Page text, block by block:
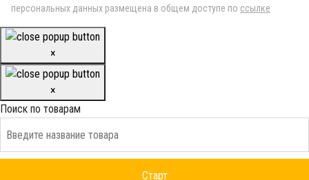
персональных данных размещена в общем доступе по ссылке
×
×
Поиск по товарам